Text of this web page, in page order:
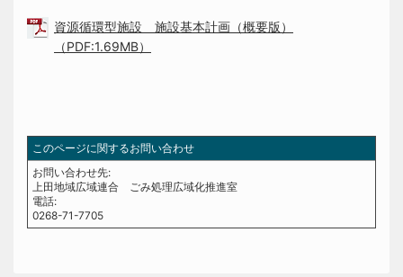
資源循環型施設 施設基本計画（概要版）
（PDF:1.69MB）
このページに関するお問い合わせ
お問い合わせ先:
上田地域広域連合 ごみ処理広域化推進室
電話:
0268-71-7705